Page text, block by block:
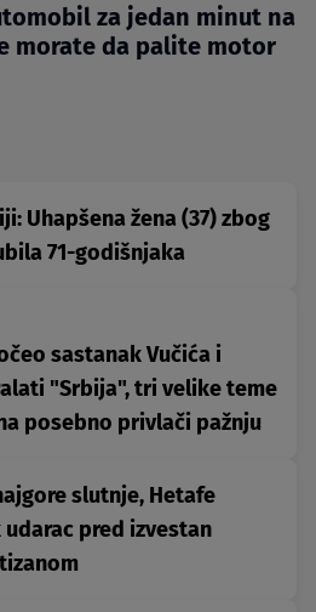
za jedan minut na
morate da palite motor
Uhapšena žena (37) zbog
71-godišnjaka
sastanak Vučića i
"Srbija", tri velike teme
posebno privlači pažnju
slutnje, Hetafe
pred izvestan